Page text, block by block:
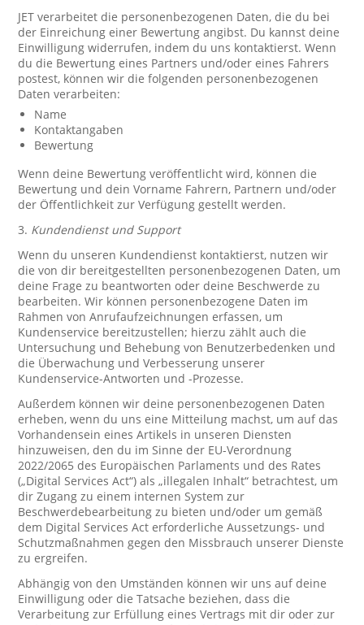
JET verarbeitet die personenbezogenen Daten, die du bei
der Einreichung einer Bewertung angibst. Du kannst deine
Einwilligung widerrufen, indem du uns kontaktierst. Wenn
du die Bewertung eines Partners und/oder eines Fahrers
postest, können wir die folgenden personenbezogenen
Daten verarbeiten:
Name
Kontaktangaben
Bewertung
Wenn deine Bewertung veröffentlicht wird, können die
Bewertung und dein Vorname Fahrern, Partnern und/oder
der Öffentlichkeit zur Verfügung gestellt werden.
3. Kundendienst und Support
Wenn du unseren Kundendienst kontaktierst, nutzen wir
die von dir bereitgestellten personenbezogenen Daten, um
deine Frage zu beantworten oder deine Beschwerde zu
bearbeiten. Wir können personenbezogene Daten im
Rahmen von Anrufaufzeichnungen erfassen, um
Kundenservice bereitzustellen; hierzu zählt auch die
Untersuchung und Behebung von Benutzerbedenken und
die Überwachung und Verbesserung unserer
Kundenservice-Antworten und -Prozesse.
Außerdem können wir deine personenbezogenen Daten
erheben, wenn du uns eine Mitteilung machst, um auf das
Vorhandensein eines Artikels in unseren Diensten
hinzuweisen, den du im Sinne der EU-Verordnung
2022/2065 des Europäischen Parlaments und des Rates
(„Digital Services Act“) als „illegalen Inhalt“ betrachtest, um
dir Zugang zu einem internen System zur
Beschwerdebearbeitung zu bieten und/oder um gemäß
dem Digital Services Act erforderliche Aussetzungs- und
Schutzmaßnahmen gegen den Missbrauch unserer Dienste
zu ergreifen.
Abhängig von den Umständen können wir uns auf deine
Einwilligung oder die Tatsache beziehen, dass die
Verarbeitung zur Erfüllung eines Vertrags mit dir oder zur